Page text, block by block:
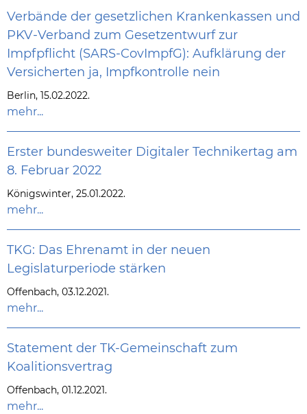
Verbände der gesetzlichen Krankenkassen und
PKV-Verband zum Gesetzentwurf zur
Impfpflicht (SARS-CovImpfG): Aufklärung der
Versicherten ja, Impfkontrolle nein
Berlin, 15.02.2022.
mehr...
Erster bundesweiter Digitaler Technikertag am
8. Februar 2022
Königswinter, 25.01.2022.
mehr...
TKG: Das Ehrenamt in der neuen
Legislaturperiode stärken
Offenbach, 03.12.2021.
mehr...
Statement der TK-Gemeinschaft zum
Koalitionsvertrag
Offenbach, 01.12.2021.
mehr...